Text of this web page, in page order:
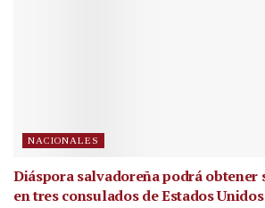
NACIONALES
Diáspora salvadoreña podrá obtener
en tres consulados de Estados Unidos